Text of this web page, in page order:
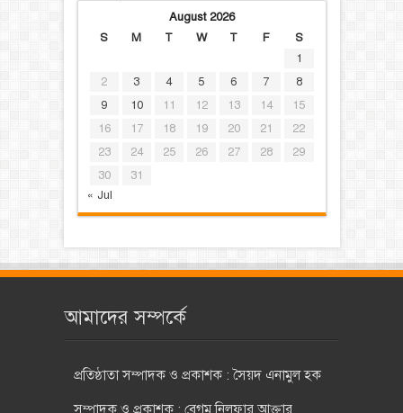
August 2026
S
M T W T F
S
1
2
3 4 5 6 7
8
9
10 11 12 13 14
15
16
17 18 19 20 21
22
23
24 25 26 27 28
29
30
31
« Jul
আমাদের সম্পর্কে
প্রতিষ্ঠাতা সম্পাদক ও প্রকাশক : সৈয়দ এনামুল হক
সম্পাদক ও প্রকাশক : বেগম নিলুফার আক্তার